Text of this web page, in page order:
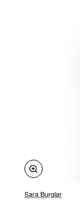
-15%
Sara Burglar